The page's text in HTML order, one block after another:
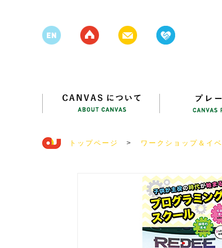
トップページ > ワークショップ＆イベ